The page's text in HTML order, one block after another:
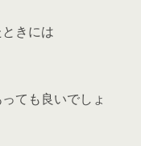
きには
ても良いでしょ